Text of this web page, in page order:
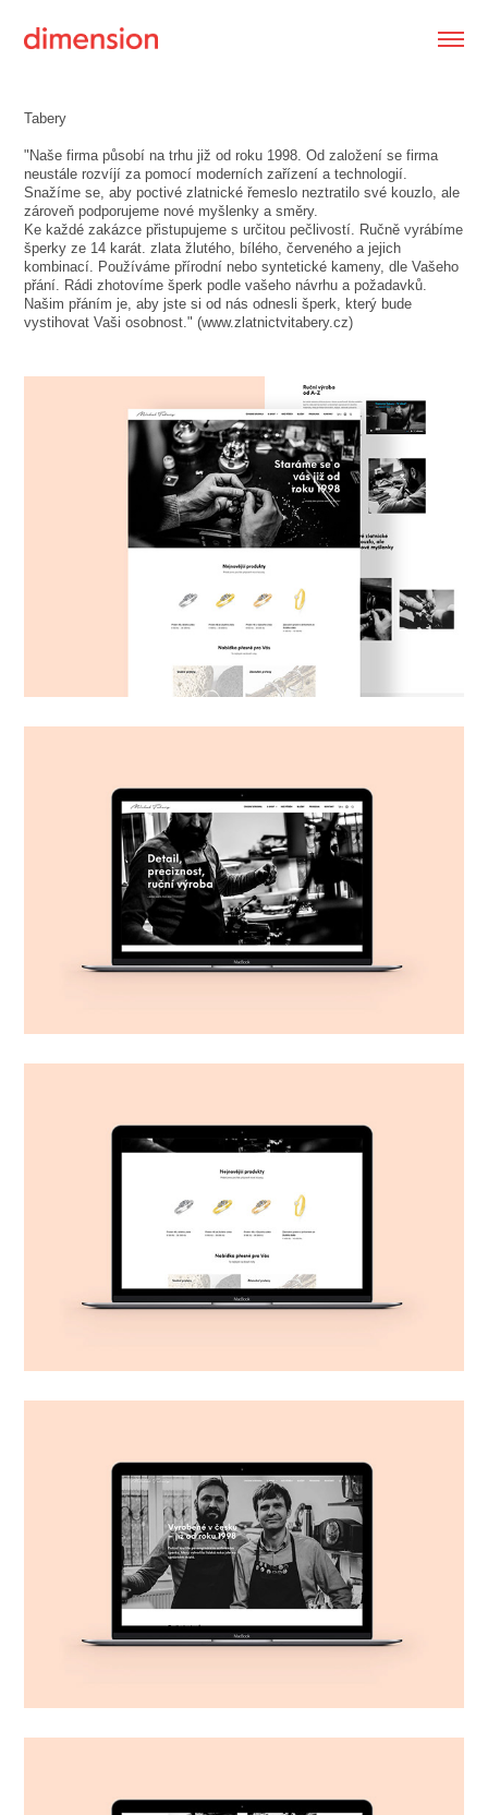
Tabery
"Naše firma působí na trhu již od roku 1998. Od založení se firma
neustále rozvíjí za pomocí moderních zařízení a technologií.
Snažíme se, aby poctivé zlatnické řemeslo neztratilo své kouzlo, ale
zároveň podporujeme nové myšlenky a směry.
Ke každé zakázce přistupujeme s určitou pečlivostí. Ručně vyrábíme
šperky ze 14 karát. zlata žlutého, bílého, červeného a jejich
kombinací. Používáme přírodní nebo syntetické kameny, dle Vašeho
přání. Rádi zhotovíme šperk podle vašeho návrhu a požadavků.
Našim přáním je, aby jste si od nás odnesli šperk, který bude
vystihovat Vaši osobnost." (www.zlatnictvitabery.cz)